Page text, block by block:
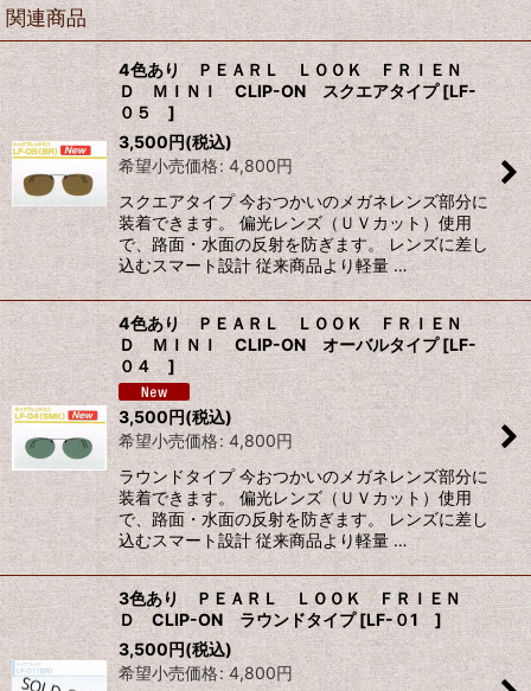
関連商品
4色あり ＰＥＡＲＬ ＬＯＯＫ ＦＲＩＥＮ
Ｄ ＭＩＮＩ CLIP-ON スクエアタイプ[LF-
０５]
3,500円(税込)
希望小売価格: 4,800円
スクエアタイプ 今おつかいのメガネレンズ部分に
装着できます。 偏光レンズ（ＵＶカット）使用
で、路面・水面の反射を防ぎます。 レンズに差し
込むスマート設計 従来商品より軽量 …
4色あり ＰＥＡＲＬ ＬＯＯＫ ＦＲＩＥＮ
Ｄ ＭＩＮＩ CLIP-ON オーバルタイプ [LF-
０４]
3,500円(税込)
希望小売価格: 4,800円
ラウンドタイプ 今おつかいのメガネレンズ部分に
装着できます。 偏光レンズ（ＵＶカット）使用
で、路面・水面の反射を防ぎます。 レンズに差し
込むスマート設計 従来商品より軽量 …
3色あり ＰＥＡＲＬ ＬＯＯＫ ＦＲＩＥＮ
Ｄ CLIP-ON ラウンドタイプ [LF-０1]
3,500円(税込)
希望小売価格: 4,800円